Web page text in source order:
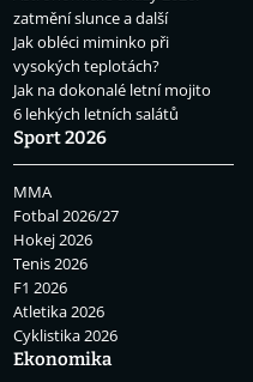
zatmění slunce a další
Jak obléci miminko při
vysokých teplotách?
Jak na dokonalé letní mojito
6 lehkých letních salátů
Sport 2026
MMA
Fotbal 2026/27
Hokej 2026
Tenis 2026
F1 2026
Atletika 2026
Cyklistika 2026
Ekonomika